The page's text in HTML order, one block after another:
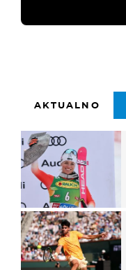
AKTUALNO